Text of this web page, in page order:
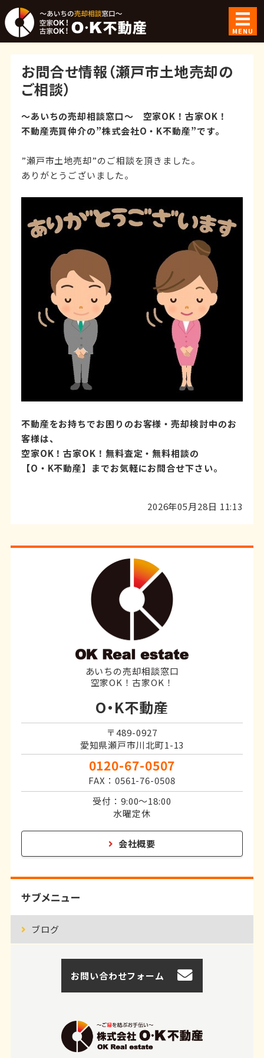
空家OK！古
MENU
ご利用案内
ご成約事例
お問い合わせ
お問合せ情報（瀬戸市土地売却の
ご相談）
～あいちの売却相談窓口～ 空家OK！古家OK！
不動産売買仲介の”株式会社O・K不動産”です。
”瀬戸市土地売却”のご相談を頂きました。
ありがとうございました。
不動産をお持ちでお困りのお客様・売却検討中のお
客様は、
空家OK！古家OK！無料査定・無料相談の
【O・K不動産】までお気軽にお問合せ下さい。
2026年05月28日 11:13
あいちの売却相談窓口
空家OK！古家OK！
O・K不動産
〒489-0927
愛知県瀬戸市川北町1-13
0120-67-0507
FAX：0561-76-0508
受付：9:00～18:00
水曜定休
会社概要
サブメニュー
ブログ
お問い合わせフォーム